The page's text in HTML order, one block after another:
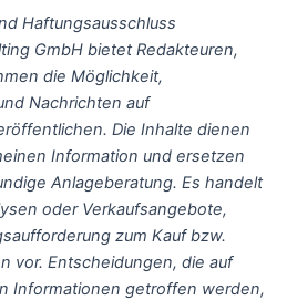
Haftungsausschluss
GmbH bietet Redakteuren,
die Möglichkeit,
Nachrichten auf
Die Inhalte dienen
Information und ersetzen
Anlageberatung. Es handelt
oder Verkaufsangebote,
zum Kauf bzw.
vor. Entscheidungen, die auf
Informationen getroffen werden,